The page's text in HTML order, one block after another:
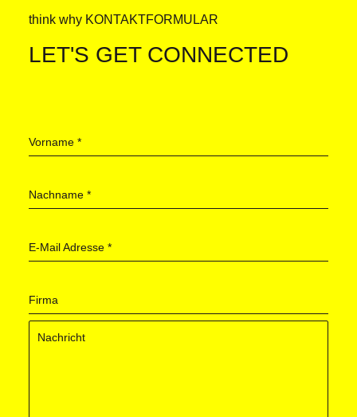
think why KONTAKTFORMULAR
LET'S GET CONNECTED
Vorname *
Nachname *
E-Mail Adresse *
Firma